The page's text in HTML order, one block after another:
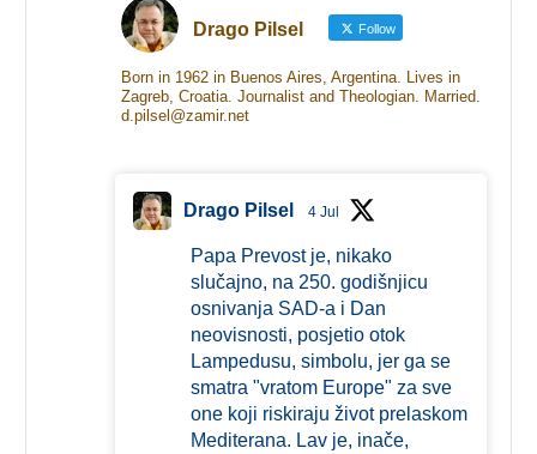
Drago Pilsel Follow
Born in 1962 in Buenos Aires, Argentina. Lives in
Zagreb, Croatia. Journalist and Theologian. Married.
d.pilsel@zamir.net
Drago Pilsel 4 Jul
Papa Prevost je, nikako
slučajno, na 250. godišnjicu
osnivanja SAD-a i Dan
neovisnosti, posjetio otok
Lampedusu, simbolu, jer ga se
smatra "vratom Europe" za sve
one koji riskiraju život prelaskom
Mediterana. Lav je, inače,